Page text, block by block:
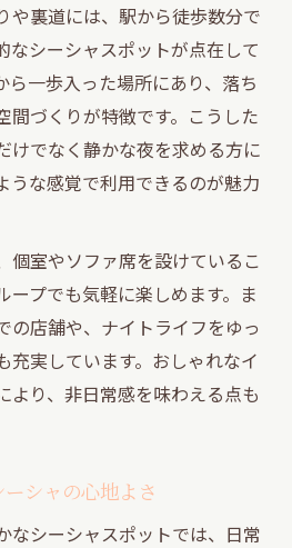
や裏道には、駅から徒歩数分で
なシーシャスポットが点在して
ら一歩入った場所にあり、落ち
間づくりが特徴です。こうした
けでなく静かな夜を求める方に
うな感覚で利用できるのが魅力
個室やソファ席を設けているこ
ープでも気軽に楽しめます。ま
の店舗や、ナイトライフをゆっ
充実しています。おしゃれなイ
より、非日常感を味わえる点も
シャの心地よさ
なシーシャスポットでは、日常